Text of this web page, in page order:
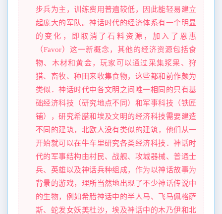
步兵为主，训练费用普遍较低，因此能轻易建立
起庞大的军队。神话时代的经济体系有一个明显
的变化，即取消了石料资源，加入了恩惠
（Favor）这一新概念，其他的经济资源包括食
物、木材和黄金，玩家可以通过采集浆果、狩
猎、畜牧、种田来收集食物，这些都和前作颇为
类似．神话时代中各文明之间唯一相同的只有基
础经济科技（研究地点不同）和军事科技（铁匠
铺），研究希腊和埃及文明的经济科技需要建造
不同的建筑，北欧人没有类似的建筑，他们从一
开始就可以在牛车里研究各类经济科技．神话时
代的军事结构由村民、战舰、攻城器械、普通士
兵、英雄以及神话兵种组成，作为以神话故事为
背景的游戏，理所当然地出现了不少神话传说中
的生物，例如希腊神话中的半人马、飞马佩格萨
斯、蛇发女妖美杜沙，埃及神话中的木乃伊和北